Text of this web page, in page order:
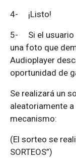
4- ¡Listo!
5- Si el
una foto que
Audioplayer
oportunidad de
Se realizará un
aleatoriamente
mecanismo:
(El sorteo se
SORTEOS”)